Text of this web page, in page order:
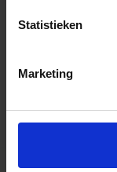
Statistieken
Marketing